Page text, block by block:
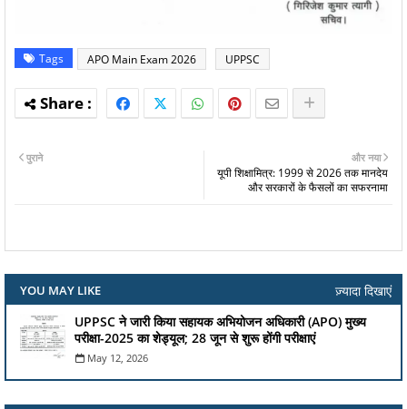
Tags APO Main Exam 2026 UPPSC
और नया
यूपी शिक्षामित्र: 1999 से 2026 तक मानदेय
और सरकारों के फैसलों का सफरनामा
पुराने
YOU MAY LIKE
ज़्यादा दिखाएं
UPPSC ने जारी किया सहायक अभियोजन अधिकारी (APO) मुख्य
परीक्षा-2025 का शेड्यूल; 28 जून से शुरू होंगी परीक्षाएं
May 12, 2026